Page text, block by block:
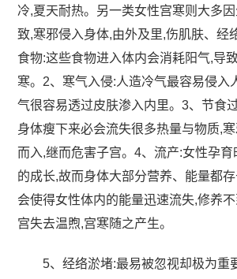
冷,夏天耐热。另一类女性宫寒则大多
致,寒邪侵入身体,由外及里,伤肌肤、经
食物:这些食物进入体内会消耗阳气,导
寒。2、寒气入侵:人造冷气最容易侵入
气很容易透过皮肤渗入内里。3、节食
身体瘦下来必会流失很多热量与物质,
而入,继而危害子宫。4、流产:女性孕
的成长,故而身体大部分营养、能量都
会使得女性体内的能量迅速流失,修养
宫失去温煦,宫寒随之产生。
5、经络淤堵:最易被忽视却极为重